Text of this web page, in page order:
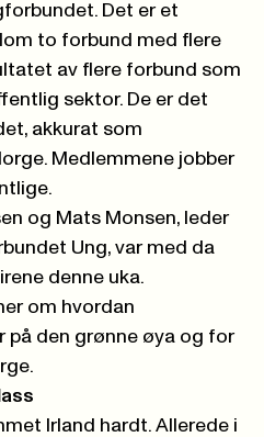
Det er et
to forbund med flere
av flere forbund som
sektor. De er det
akkurat som
Medlemmene jobber
og Mats Monsen, leder
Ung, var med da
denne uka.
om hvordan
på den grønne øya og for
Irland hardt. Allerede i